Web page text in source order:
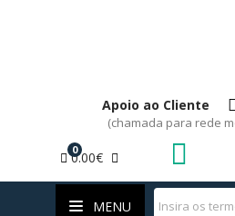
Apoio ao Cliente
(chamada para rede
0
0.00€
MENU